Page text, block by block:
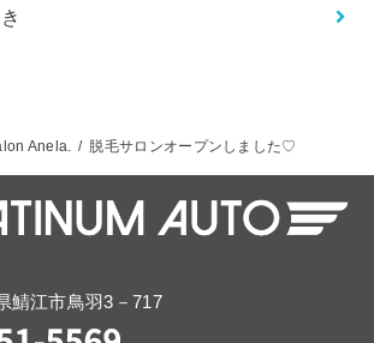
Anela. 脱毛サロンオープンしました♡
鯖江市鳥羽3－717